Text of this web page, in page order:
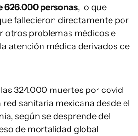
626.000 personas, lo que
fallecieron directamente por
otros problemas médicos e
atención médica derivados de
324.000 muertes por covid
sanitaria mexicana desde el
según se desprende del
de mortalidad global